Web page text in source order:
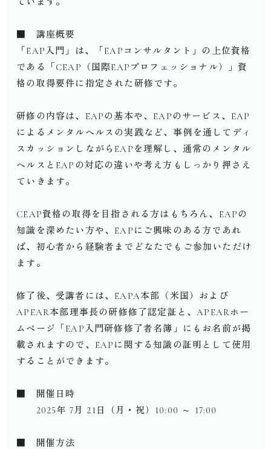
■ 講座概要
「EAP入門」は、「EAPコンサルタント」の上位資格
である「CEAP（国際EAPプロフェッショナル）」資
格の取得要件に指定された研修です。
研修の内容は、EAPの基本や、EAPのサービス、EAP
によるメンタルヘルスの実践など、事例を通してディ
スカッションしながらEAPを理解し、通常のメンタル
ヘルスとEAPの対応の違いや考え方もしっかり押さえ
ていきます。
CEAP資格の取得を目指される方はもちろん、EAPの
知識を深めたい方や、EAPにご興味のある方であれ
ば、初心者から経験者までどなたでもご参加いただけ
ます。
修了後、受講者には、EAPA本部（米国）および
APEAR本部理事長の研修修了認定証と、APEARホー
ムページ「EAP入門研修修了者名簿」にもお名前が掲
載されますので、EAPに関する知識の証明として使用
することができます。
■ 開催日時
2025年 7月 21日（月・祝）10:00 ～ 17:00
■ 開催方法